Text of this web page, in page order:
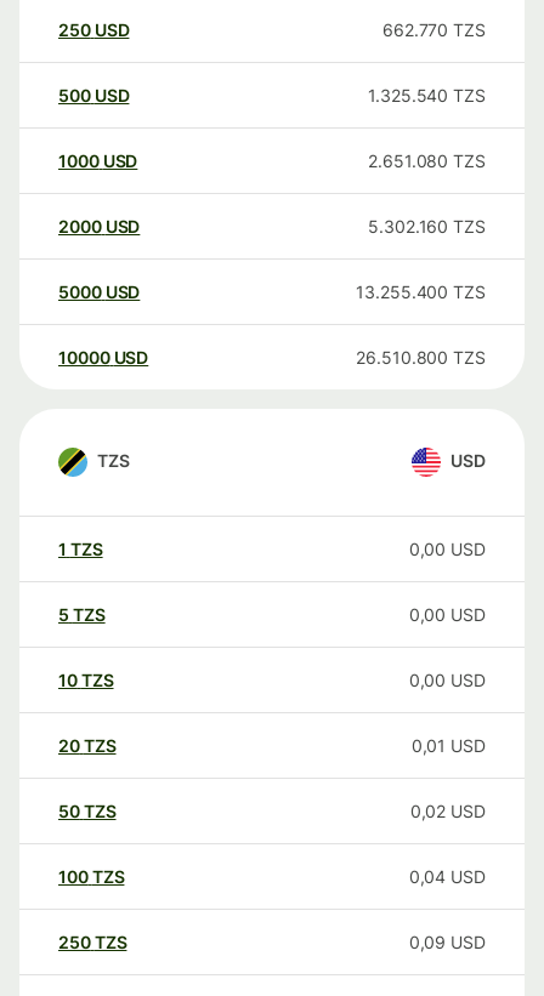
250 USD 662.770 TZS
500 USD 1.325.540 TZS
1000 USD 2.651.080 TZS
2000 USD 5.302.160 TZS
5000 USD 13.255.400 TZS
10000 USD 26.510.800 TZS
TZS USD
1 TZS 0,00 USD
5 TZS 0,00 USD
10TZS 0,00 USD
20TZS 0,01 USD
50TZS 0,02 USD
100TZS 0,04 USD
250TZS 0,09 USD